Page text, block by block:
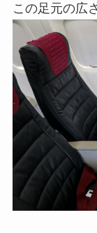
この足元の広